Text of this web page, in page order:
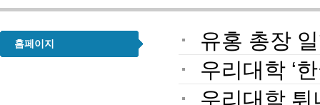
홈페이지
유홍 총장
우리대학 ‘
우리대학